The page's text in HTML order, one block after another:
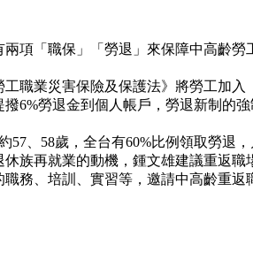
項「職保」「勞退」來保障中高齡勞
職業災害保險及保護法》將勞工加
6%勞退金到個人帳戶，勞退新制的
57、58歲，全台有60%比例領取勞
休族再就業的動機，鍾文雄建議重返
務、培訓、實習等，邀請中高齡重